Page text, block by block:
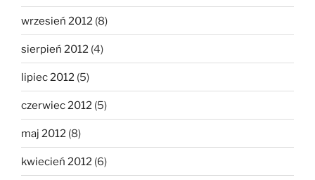
wrzesień 2012 (8)
sierpień 2012 (4)
lipiec 2012 (5)
czerwiec 2012 (5)
maj 2012 (8)
kwiecień 2012 (6)